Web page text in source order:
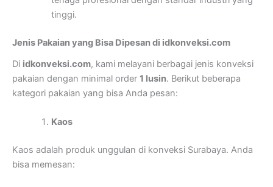
tinggi.
Jenis Pakaian yang Bisa Dipesan di idkonveksi.com
Di idkonveksi.com, kami melayani berbagai jenis konveksi
pakaian dengan minimal order 1 lusin. Berikut beberapa
kategori pakaian yang bisa Anda pesan:
Kaos
Kaos adalah produk unggulan di konveksi Surabaya. Anda
bisa memesan: